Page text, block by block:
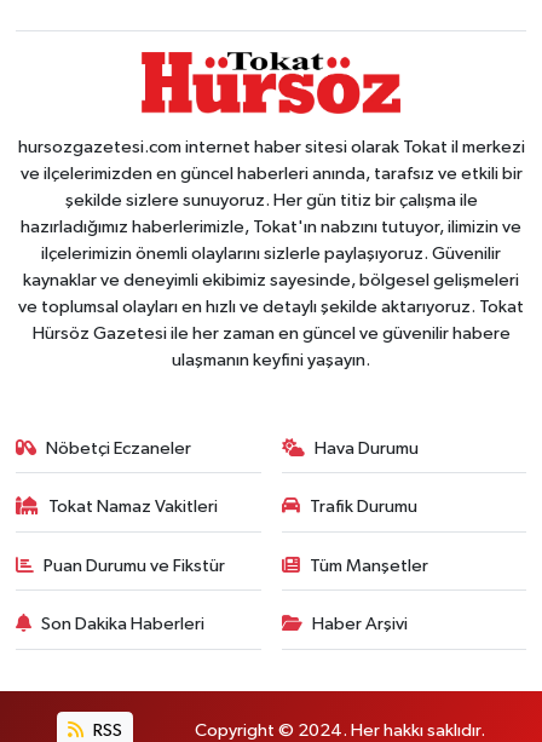
hursozgazetesi.com internet haber sitesi olarak Tokat il merkezi
ve ilçelerimizden en güncel haberleri anında, tarafsız ve etkili bir
şekilde sizlere sunuyoruz. Her gün titiz bir çalışma ile
hazırladığımız haberlerimizle, Tokat'ın nabzını tutuyor, ilimizin ve
ilçelerimizin önemli olaylarını sizlerle paylaşıyoruz. Güvenilir
kaynaklar ve deneyimli ekibimiz sayesinde, bölgesel gelişmeleri
ve toplumsal olayları en hızlı ve detaylı şekilde aktarıyoruz. Tokat
Hürsöz Gazetesi ile her zaman en güncel ve güvenilir habere
ulaşmanın keyfini yaşayın.
Nöbetçi Eczaneler Hava Durumu
Tokat Namaz Vakitleri Trafik Durumu
Puan Durumu ve Fikstür Tüm Manşetler
Son Dakika Haberleri Haber Arşivi
RSS Copyright © 2024. Her hakkı saklıdır.